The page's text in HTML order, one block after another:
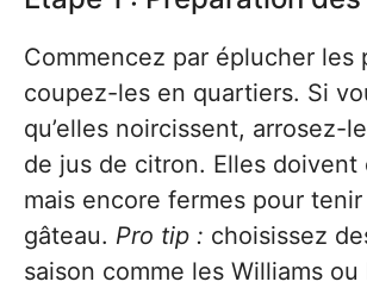
Commencez par éplucher les
coupez-les en quartiers. Si
qu’elles noircissent, arrosez-
de jus de citron. Elles doivent
mais encore fermes pour
gâteau. Pro tip : choisissez
saison comme les Williams